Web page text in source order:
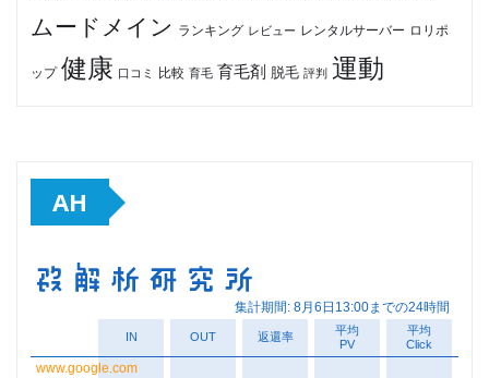
ムードメイン ランキング レビュー レンタルサーバー ロリポ
ップ 健康 口コミ 比較 育毛 育毛剤 脱毛 評判 運動
AH